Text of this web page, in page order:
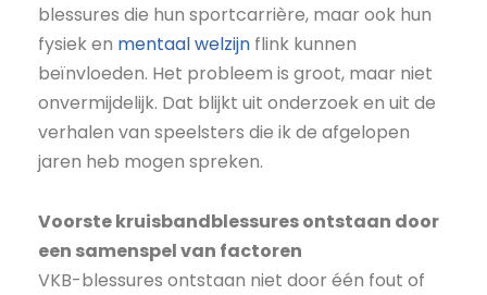
blessures die hun sportcarrière, maar ook hun
fysiek en mentaal welzijn flink kunnen
beïnvloeden. Het probleem is groot, maar niet
onvermijdelijk. Dat blijkt uit onderzoek en uit de
verhalen van speelsters die ik de afgelopen
jaren heb mogen spreken.
Voorste kruisbandblessures ontstaan door
een samenspel van factoren
VKB-blessures ontstaan niet door één fout of